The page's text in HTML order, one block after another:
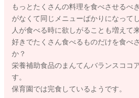
もっとたくさんの料理を食べさせるべ
がなくて同じメニューばかりになって
人が食べる時に欲しがることも増えて
好きでたくさん食べるものだけを食べ
か？
栄養補助食品のまんてんバランスココ
す。
保育園では完食しているようです。